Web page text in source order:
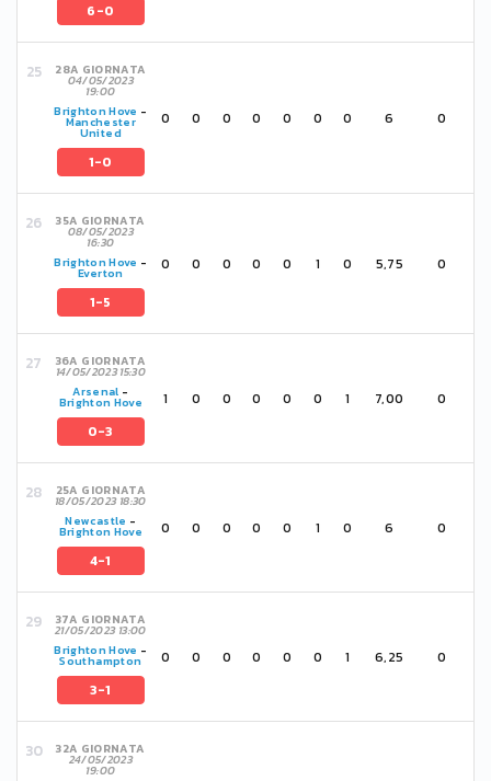
6-0
28A GIORNATA
04/05/2023
19:00
Brighton Hove -
Manchester
United
1-0
0 0 0 0 0 0 0 6 0
35A GIORNATA
08/05/2023
16:30
Brighton Hove -
Everton
1-5
0 0 0 0 0 1 0 5,75 0
36A GIORNATA
14/05/2023 15:30
Arsenal -
Brighton Hove
0-3
1 0 0 0 0 0 1 7,00 0
25A GIORNATA
18/05/2023 18:30
Newcastle -
Brighton Hove
4-1
0 0 0 0 0 1 0 6 0
37A GIORNATA
21/05/2023 13:00
Brighton Hove -
Southampton
3-1
0 0 0 0 0 0 1 6,25 0
32A GIORNATA
24/05/2023
19:00